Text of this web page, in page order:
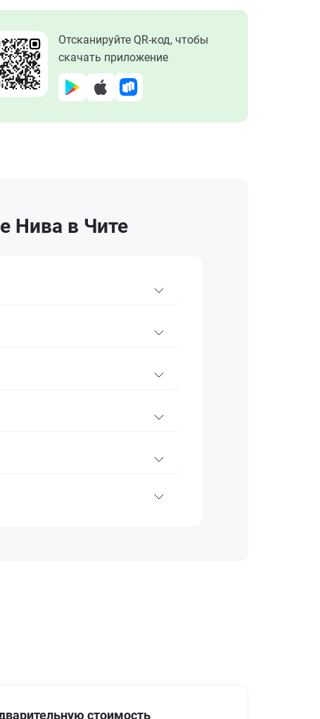
Отсканируйте QR-код, чтобы
скачать приложение
Нива в Чите
стоимость